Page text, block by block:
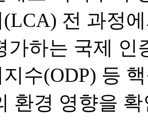
전 과정
가하는 국제 인
수(ODP) 등
환경 영향을